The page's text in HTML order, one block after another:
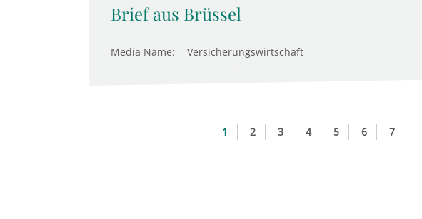
Brief aus Brüssel
Media Name: Versicherungswirtschaft
1 2 3 4 5 6 7